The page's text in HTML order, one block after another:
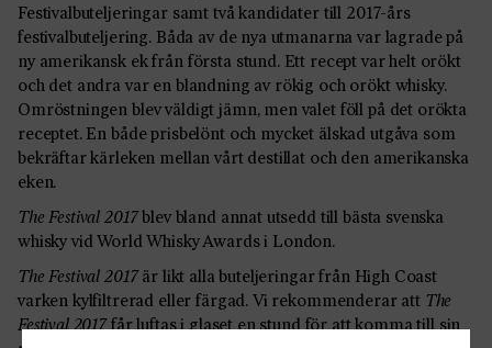
Festivalbuteljeringar samt två kandidater till 2017-års
festivalbuteljering. Båda av de nya utmanarna var lagrade på
ny amerikansk ek från första stund. Ett recept var helt orökt
och det andra var en blandning av rökig och orökt whisky.
Omröstningen blev väldigt jämn, men valet föll på det orökta
receptet. En både prisbelönt och mycket älskad utgåva som
bekräftar kärleken mellan vårt destillat och den amerikanska
eken.
The Festival 2017blev bland annat utsedd till bästa svenska
whisky vid World Whisky Awards i London.
The Festival 2017är likt alla buteljeringar från High Coast
varken kylfiltrerad eller färgad. Vi rekommenderar att The
Festival 2017får luftas i glaset en stund för att komma till sin